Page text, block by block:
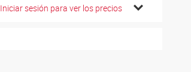
Iniciar sesión para ver los precios